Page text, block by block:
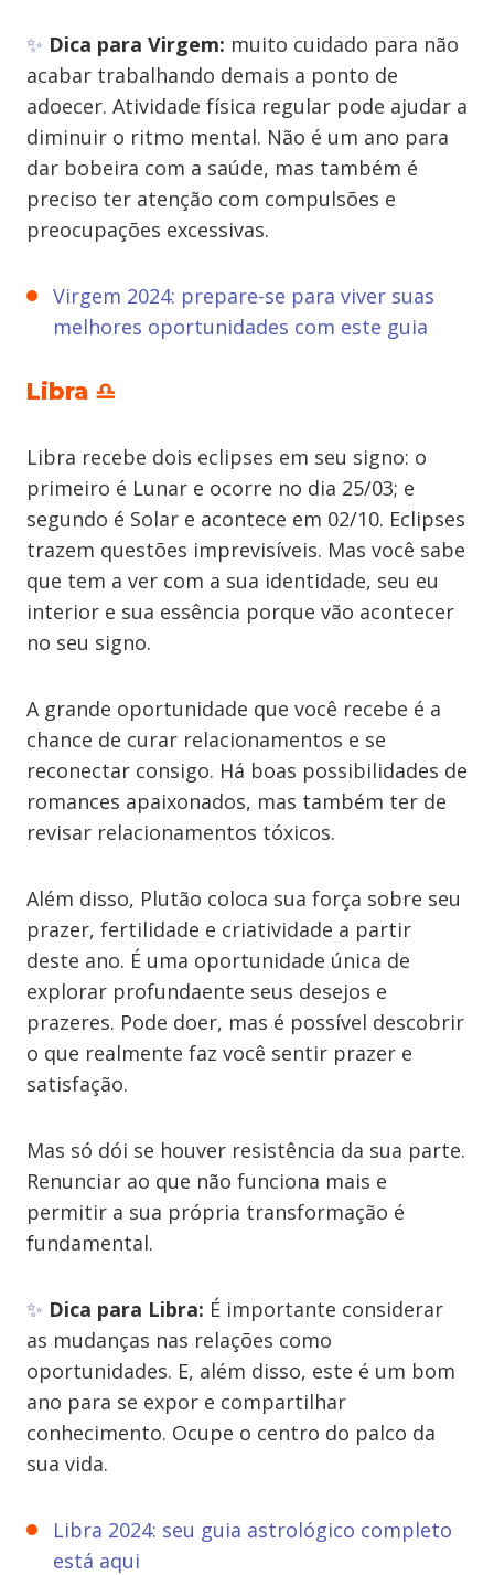
✨ Dica para Virgem: muito cuidado para não
acabar trabalhando demais a ponto de
adoecer. Atividade física regular pode ajudar a
diminuir o ritmo mental. Não é um ano para
dar bobeira com a saúde, mas também é
preciso ter atenção com compulsões e
preocupações excessivas.
Virgem 2024: prepare-se para viver suas
melhores oportunidades com este guia
Libra ♎
Libra recebe dois eclipses em seu signo: o
primeiro é Lunar e ocorre no dia 25/03; e
segundo é Solar e acontece em 02/10. Eclipses
trazem questões imprevisíveis. Mas você sabe
que tem a ver com a sua identidade, seu eu
interior e sua essência porque vão acontecer
no seu signo.
A grande oportunidade que você recebe é a
chance de curar relacionamentos e se
reconectar consigo. Há boas possibilidades de
romances apaixonados, mas também ter de
revisar relacionamentos tóxicos.
Além disso, Plutão coloca sua força sobre seu
prazer, fertilidade e criatividade a partir
deste ano. É uma oportunidade única de
explorar profundaente seus desejos e
prazeres. Pode doer, mas é possível descobrir
o que realmente faz você sentir prazer e
satisfação.
Mas só dói se houver resistência da sua parte.
Renunciar ao que não funciona mais e
permitir a sua própria transformação é
fundamental.
✨ Dica para Libra: É importante considerar
as mudanças nas relações como
oportunidades. E, além disso, este é um bom
ano para se expor e compartilhar
conhecimento. Ocupe o centro do palco da
sua vida.
Libra 2024: seu guia astrológico completo
está aqui